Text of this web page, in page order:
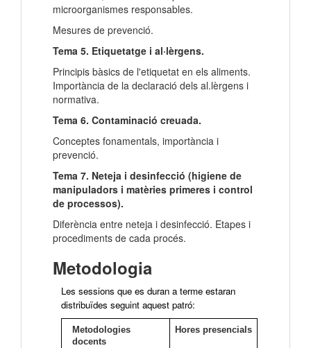
microorganismes responsables.
Mesures de prevenció.
Tema 5. Etiquetatge i al·lèrgens.
Principis bàsics de l'etiquetat en els aliments.
Importància de la declaració dels al.lèrgens i
normativa.
Tema 6. Contaminació creuada.
Conceptes fonamentals, importància i
prevenció.
Tema 7. Neteja i desinfecció (higiene de
manipuladors i matèries primeres i control
de processos).
Diferència entre neteja i desinfecció. Etapes i
procediments de cada procés.
Metodologia
Les sessions que es duran a terme estaran
distribuïdes seguint aquest patró:
Metodologies
docents
Hores presencials